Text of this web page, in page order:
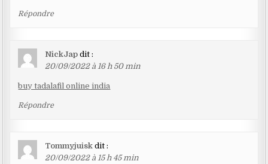
Répondre
NickJap dit :
20/09/2022 à 16 h 50 min
buy tadalafil online india
Répondre
Tommyjuisk dit :
20/09/2022 à 15 h 45 min